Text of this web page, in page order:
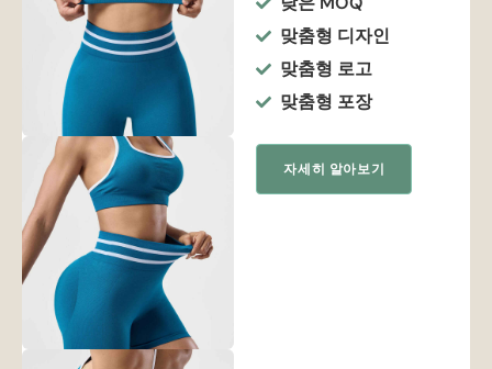
맞춤형 디자인
맞춤형 로고
맞춤형 포장
자세히 알아보기